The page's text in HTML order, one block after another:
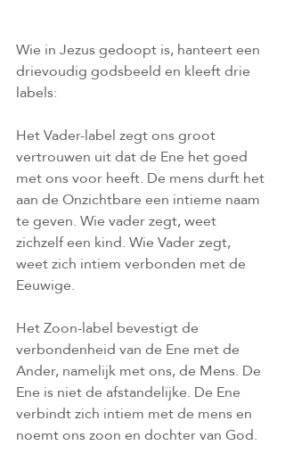
Wie in Jezus gedoopt is, hanteert een
drievoudig godsbeeld en kleeft drie
labels:
Het Vader-label zegt ons groot
vertrouwen uit dat de Ene het goed
met ons voor heeft. De mens durft het
aan de Onzichtbare een intieme naam
te geven. Wie vader zegt, weet
zichzelf een kind. Wie Vader zegt,
weet zich intiem verbonden met de
Eeuwige.
Het Zoon-label bevestigt de
verbondenheid van de Ene met de
Ander, namelijk met ons, de Mens. De
Ene is niet de afstandelijke. De Ene
verbindt zich intiem met de mens en
noemt ons zoon en dochter van God.